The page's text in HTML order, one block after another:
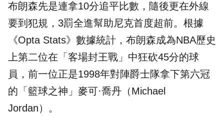
布朗森先是連拿10分追平比數，隨後更在外線
要到犯規，3罰全進幫助尼克首度超前。根據
《Opta Stats》數據統計，布朗森成為NBA歷史
上第二位在「客場封王戰」中狂砍45分的球
員，前一位正是1998年對陣爵士隊拿下第六冠
的「籃球之神」麥可·喬丹（Michael
Jordan）。